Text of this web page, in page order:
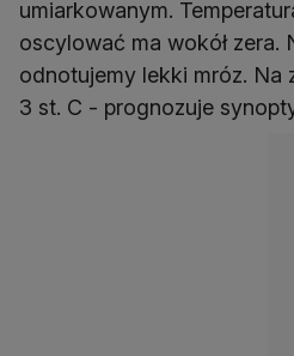
umiarkowanym.
oscylować ma wokół zera.
odnotujemy lekki mróz. Na
3 st. C - prognozuje